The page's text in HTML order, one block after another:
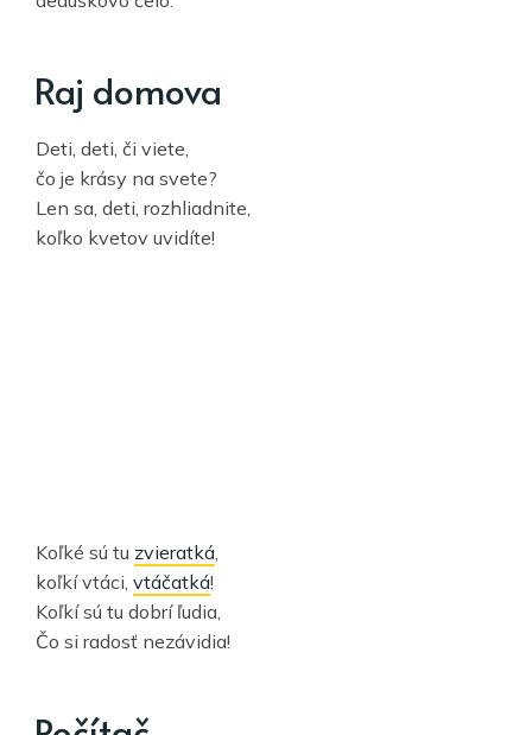
Raj domova
Deti, deti, či viete,
čo je krásy na svete?
Len sa, deti, rozhliadnite,
koľko kvetov uvidíte!
Koľké sú tu zvieratká,
koľkí vtáci, vtáčatká!
Koľkí sú tu dobrí ľudia,
Čo si radosť nezávidia!